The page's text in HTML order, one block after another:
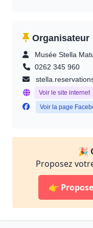
Organisateur
Musée Stella
0262 345 960
Voir le site internet
Voir la page
🎉
Proposez
👉